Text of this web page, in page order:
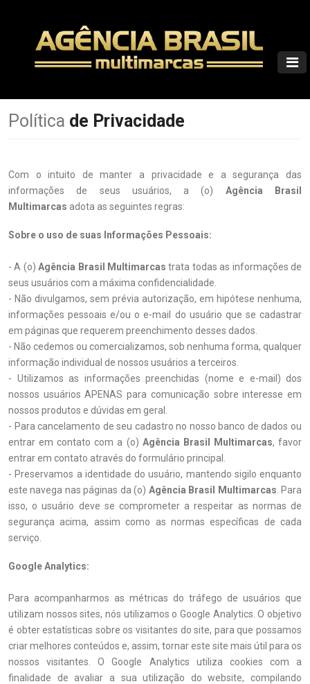
Política de Privacidade
Com o intuito de manter a privacidade e a segurança das
informações de seus usuários, a (o) Agência Brasil
Multimarcas adota as seguintes regras:
Sobre o uso de suas Informações Pessoais:
- A (o)Agência Brasil Multimarcas trata todas as informações de
seus usuários com a máxima confidencialidade.
- Não divulgamos, sem prévia autorização, em hipótese nenhuma,
informações pessoais e/ou o e-mail do usuário que se cadastrar
em páginas que requerem preenchimento desses dados.
- Não cedemos ou comercializamos, sob nenhuma forma, qualquer
informação individual de nossos usuários a terceiros.
- Utilizamos as informações preenchidas (nome e e-mail) dos
nossos usuários APENAS para comunicação sobre interesse em
nossos produtos e dúvidas em geral.
- Para cancelamento de seu cadastro no nosso banco de dados ou
entrar em contato com a (o) Agência Brasil Multimarcas, favor
entrar em contato através do formulário principal.
- Preservamos a identidade do usuário, mantendo sigilo enquanto
este navega nas páginas da (o) Agência Brasil Multimarcas . Para
isso, o usuário deve se comprometer a respeitar as normas de
segurança acima, assim como as normas específicas de cada
serviço.
Google Analytics:
Para acompanharmos as métricas do tráfego de usuários que
utilizam nossos sites, nós utilizamos o Google Analytics. O objetivo
é obter estatísticas sobre os visitantes do site, para que possamos
criar melhores conteúdos e, assim, tornar este site mais útil para os
nossos visitantes. O Google Analytics utiliza cookies com a
finalidade de avaliar a sua utilização do website, compilando